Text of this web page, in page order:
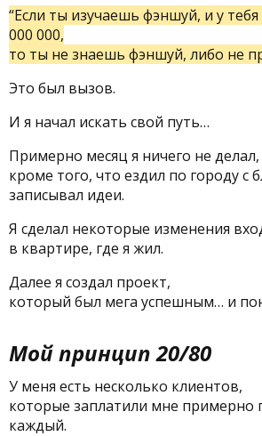
“Если ты изучаешь фэншуй, и у тебя
000 000,
то ты не знаешь фэншуй, либо не
Это был вызов.
И я начал искать свой путь…
Примерно месяц я ничего не делал,
кроме того, что ездил по городу с
записывал идеи.
Я сделал некоторые изменения
в квартире, где я жил.
Далее я создал проект,
который был мега успешным… и
Мой принцип 20/80
У меня есть несколько клиентов,
которые заплатили мне примерно
каждый.